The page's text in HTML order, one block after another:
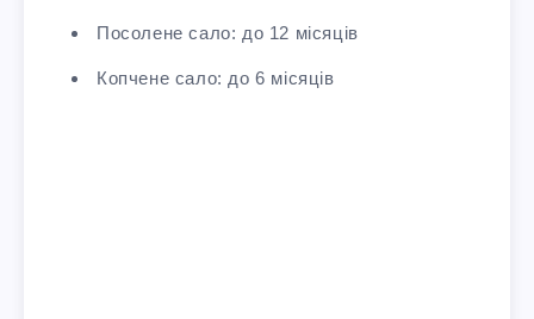
Посолене сало: до 12 місяців
Копчене сало: до 6 місяців